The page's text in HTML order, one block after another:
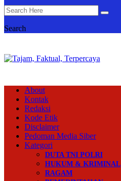
Search
About
Kontak
Redaksi
Kode Etik
Disclaimer
Pedoman Media Siber
Kategori
DUTA TNI POLRI
HUKUM & KRIMINAL
RAGAM